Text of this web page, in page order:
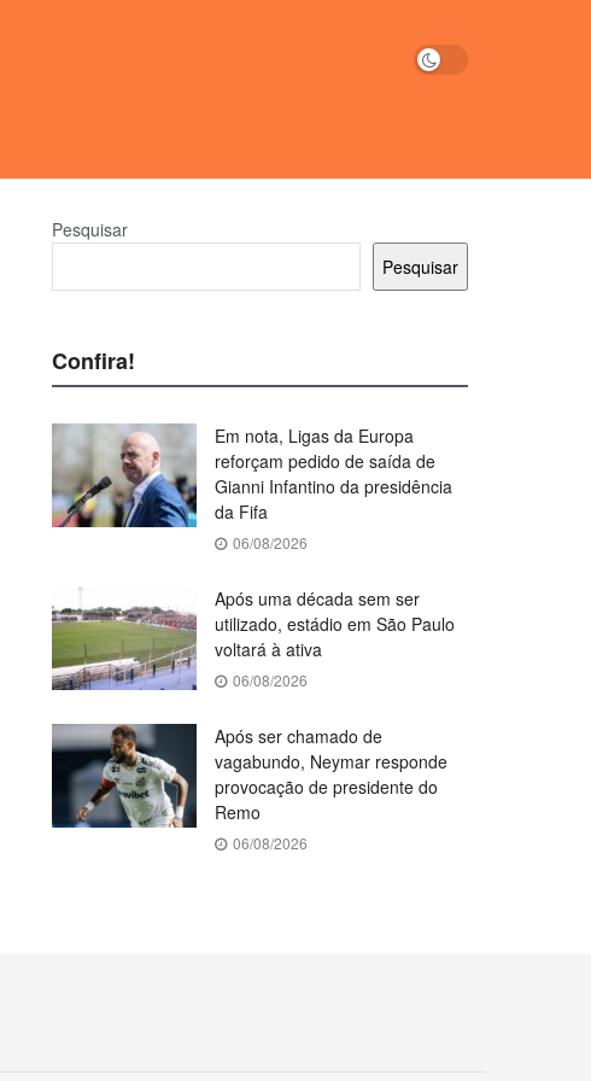
Pesquisar
Pesquisar
Confira!
Em nota, Ligas da Europa
reforçam pedido de saída de
Gianni Infantino da presidência
da Fifa
06/08/2026
Após uma década sem ser
utilizado, estádio em São Paulo
voltará à ativa
06/08/2026
Após ser chamado de
vagabundo, Neymar responde
provocação de presidente do
Remo
06/08/2026